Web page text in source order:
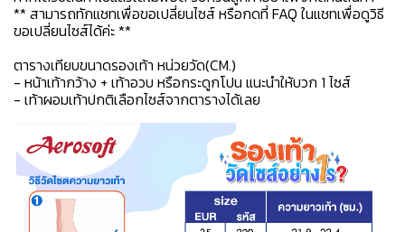
** สามารถทักแชทเพื่อขอเปลี่ยนไซส์ หรือกดที่ FAQ ในแชทเพื่อดูวิธี
ขอเปลี่ยนไซส์ได้ค่ะ **
ตารางเทียบขนาดรองเท้า หน่วยวัด(CM.)
- หน้าเท้ากว้าง + เท้าอวบ หรือกระดูกโปน แนะนำให้บวก 1 ไซส์
- เท้าผอมเท้าปกติเลือกไซส์จากตารางได้เลย